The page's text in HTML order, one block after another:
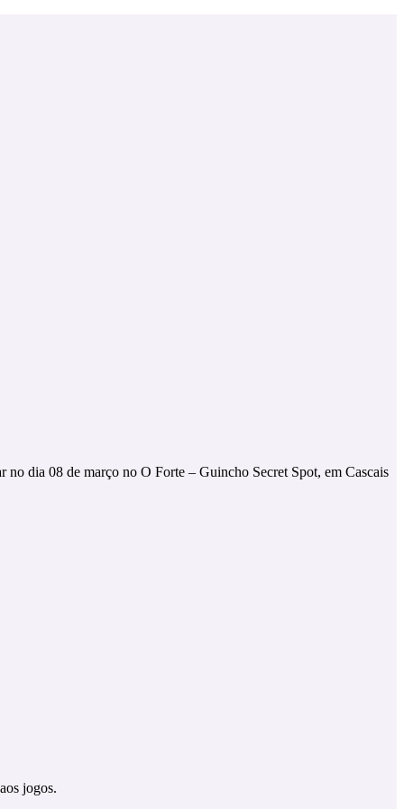
no dia 08 de março no O Forte – Guincho Secret Spot, em Cascais
jogos.